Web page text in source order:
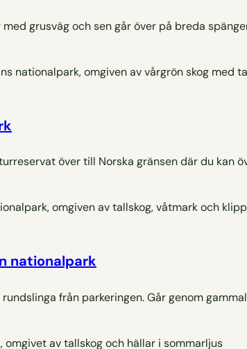
grusväg och sen går över på breda
över till Norska gränsen där du kan
nationalpark
från parkeringen. Går genom